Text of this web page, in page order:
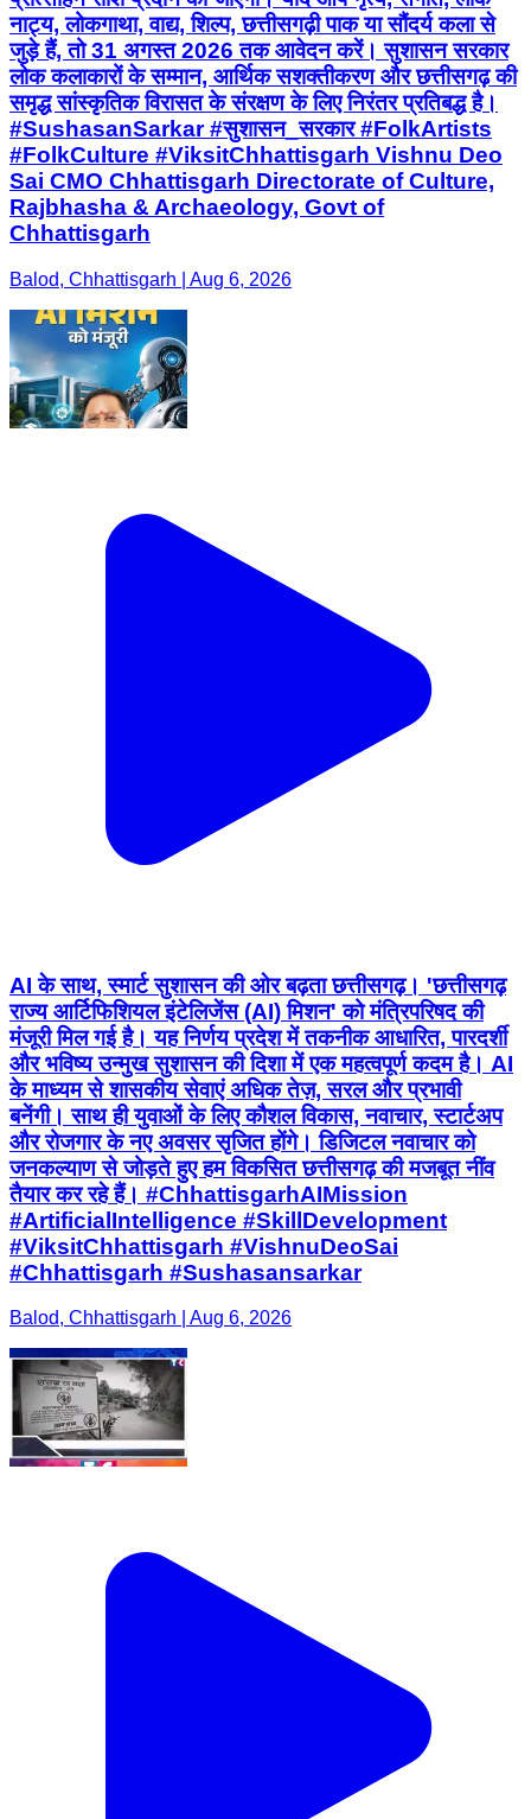
नाट्य, लोकगाथा, वाद्य, शिल्प, छत्तीसगढ़ी पाक या सौंदर्य कला से
जुड़े हैं, तो 31 अगस्त 2026 तक आवेदन करें। सुशासन सरकार
लोक कलाकारों के सम्मान, आर्थिक सशक्तीकरण और छत्तीसगढ़ की
समृद्ध सांस्कृतिक विरासत के संरक्षण के लिए निरंतर प्रतिबद्ध है।
#SushasanSarkar #सुशासन_सरकार #FolkArtists
#FolkCulture #ViksitChhattisgarh Vishnu Deo
Sai CMO Chhattisgarh Directorate of Culture,
Rajbhasha & Archaeology, Govt of
Chhattisgarh
Balod, Chhattisgarh | Aug 6, 2026
AI के साथ, स्मार्ट सुशासन की ओर बढ़ता छत्तीसगढ़। 'छत्तीसगढ़
राज्य आर्टिफिशियल इंटेलिजेंस (AI) मिशन' को मंत्रिपरिषद की
मंजूरी मिल गई है। यह निर्णय प्रदेश में तकनीक आधारित, पारदर्शी
और भविष्य उन्मुख सुशासन की दिशा में एक महत्वपूर्ण कदम है। AI
के माध्यम से शासकीय सेवाएं अधिक तेज़, सरल और प्रभावी
बनेंगी। साथ ही युवाओं के लिए कौशल विकास, नवाचार, स्टार्टअप
और रोजगार के नए अवसर सृजित होंगे। डिजिटल नवाचार को
जनकल्याण से जोड़ते हुए हम विकसित छत्तीसगढ़ की मजबूत नींव
तैयार कर रहे हैं। #ChhattisgarhAIMission
#ArtificialIntelligence #SkillDevelopment
#ViksitChhattisgarh #VishnuDeoSai
#Chhattisgarh #Sushasansarkar
Balod, Chhattisgarh | Aug 6, 2026